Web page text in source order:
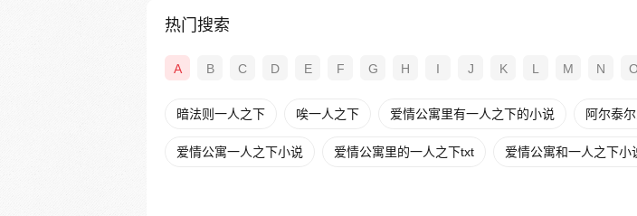
热门搜索
A B C D E F G H I J K L M N O
暗法则一人之下 唉一人之下 爱情公寓里有一人之下的小说 阿尔泰
爱情公寓一人之下小说 爱情公寓里的一人之下txt 爱情公寓和一人之下小